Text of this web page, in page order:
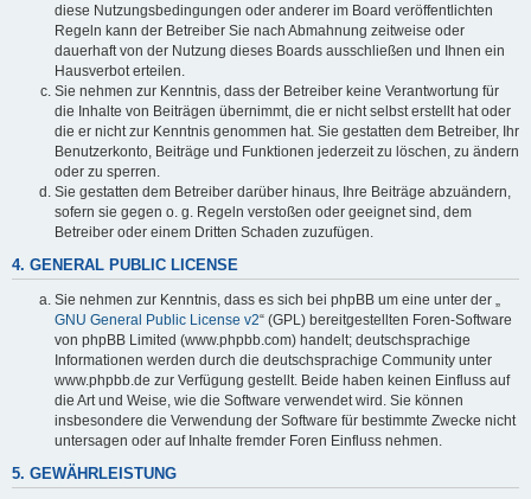
diese Nutzungsbedingungen oder anderer im Board veröffentlichten
Regeln kann der Betreiber Sie nach Abmahnung zeitweise oder
dauerhaft von der Nutzung dieses Boards ausschließen und Ihnen ein
Hausverbot erteilen.
Sie nehmen zur Kenntnis, dass der Betreiber keine Verantwortung für
die Inhalte von Beiträgen übernimmt, die er nicht selbst erstellt hat oder
die er nicht zur Kenntnis genommen hat. Sie gestatten dem Betreiber, Ihr
Benutzerkonto, Beiträge und Funktionen jederzeit zu löschen, zu ändern
oder zu sperren.
Sie gestatten dem Betreiber darüber hinaus, Ihre Beiträge abzuändern,
sofern sie gegen o. g. Regeln verstoßen oder geeignet sind, dem
Betreiber oder einem Dritten Schaden zuzufügen.
4. GENERAL PUBLIC LICENSE
Sie nehmen zur Kenntnis, dass es sich bei phpBB um eine unter der „
GNU General Public License v2“ (GPL) bereitgestellten Foren-Software
von phpBB Limited (www.phpbb.com) handelt; deutschsprachige
Informationen werden durch die deutschsprachige Community unter
www.phpbb.de zur Verfügung gestellt. Beide haben keinen Einfluss auf
die Art und Weise, wie die Software verwendet wird. Sie können
insbesondere die Verwendung der Software für bestimmte Zwecke nicht
untersagen oder auf Inhalte fremder Foren Einfluss nehmen.
5. GEWÄHRLEISTUNG